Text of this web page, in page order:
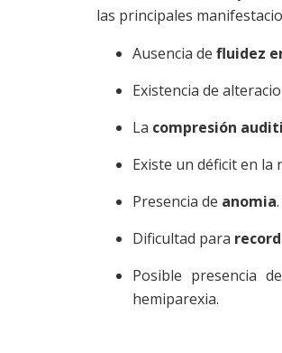
las principales
Ausencia de fluidez
Existencia de
La compresión
Existe un déficit en la
Presencia de anomia
Dificultad para
Posible presencia de
hemiparexia.